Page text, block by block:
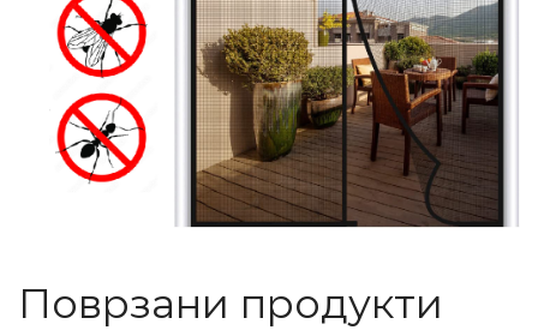
Поврзани продукти